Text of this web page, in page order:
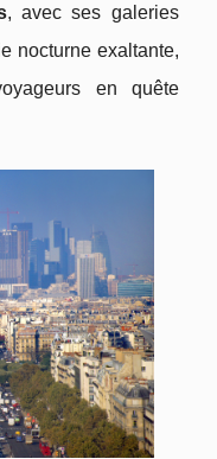
, avec ses galeries
nocturne exaltante,
en quête